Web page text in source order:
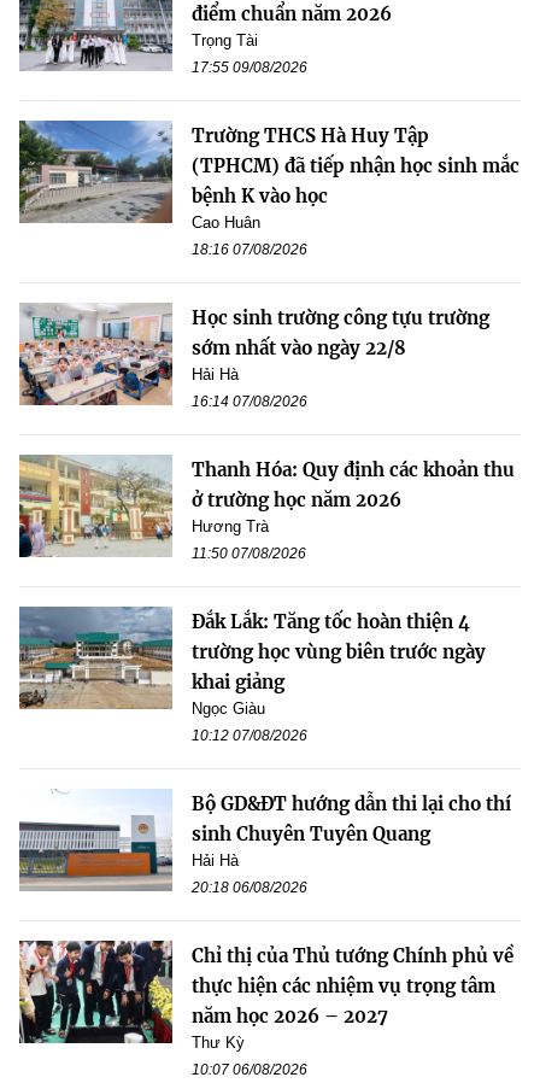
điểm chuẩn năm 2026
Trọng Tài
17:55 09/08/2026
Trường THCS Hà Huy Tập
(TPHCM) đã tiếp nhận học sinh mắc
bệnh K vào học
Cao Huân
18:16 07/08/2026
Học sinh trường công tựu trường
sớm nhất vào ngày 22/8
Hải Hà
16:14 07/08/2026
Thanh Hóa: Quy định các khoản thu
ở trường học năm 2026
Hương Trà
11:50 07/08/2026
Đắk Lắk: Tăng tốc hoàn thiện 4
trường học vùng biên trước ngày
khai giảng
Ngọc Giàu
10:12 07/08/2026
Bộ GD&ĐT hướng dẫn thi lại cho thí
sinh Chuyên Tuyên Quang
Hải Hà
20:18 06/08/2026
Chỉ thị của Thủ tướng Chính phủ về
thực hiện các nhiệm vụ trọng tâm
năm học 2026 – 2027
Thư Kỳ
10:07 06/08/2026